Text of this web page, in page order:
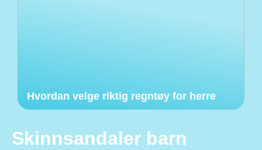
Hvordan velge riktig regntøy for herre
Skinnsandaler barn